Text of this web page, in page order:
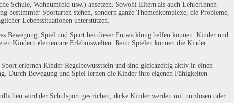
Schule, Wohnumfeld usw.) ansetzen. Sowohl Eltern als auch LehrerInnen
Sportarten stehen, sondern ganze Themenkomplexe, die Probleme,
Lebenssituationen unterstützen.
Bewegung, Spiel und Sport bei dieser Entwicklung helfen können. Kinder und
Kindern elementare Erlebniswelten. Beim Spielen können die Kinder
erlernen Kinder Regelbewusstsein und sind gleichzeitig aktiv in einen
Durch Bewegung und Spiel lernen die Kinder ihre eigenen Fähigkeiten
wird der Schulsport gestrichen, dicke Kinder werden mit nutzlosen oder